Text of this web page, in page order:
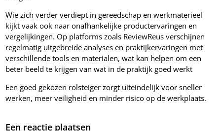
Wie zich verder verdiept in gereedschap en werkmaterieel
kijkt vaak ook naar onafhankelijke productervaringen en
vergelijkingen. Op platforms zoals ReviewReus verschijnen
regelmatig uitgebreide analyses en praktijkervaringen met
verschillende tools en materialen, wat kan helpen om een
beter beeld te krijgen van wat in de praktijk goed werkt
Een goed gekozen rolsteiger zorgt uiteindelijk voor sneller
werken, meer veiligheid en minder risico op de werkplaats.
Een reactie plaatsen